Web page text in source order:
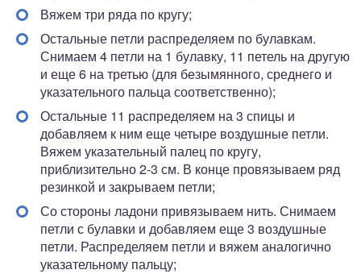
Вяжем три ряда по кругу;
Остальные петли распределяем по булавкам.
Снимаем 4 петли на 1 булавку, 11 петель на другую
и еще 6 на третью (для безымянного, среднего и
указательного пальца соответственно);
Остальные 11 распределяем на 3 спицы и
добавляем к ним еще четыре воздушные петли.
Вяжем указательный палец по кругу,
приблизительно 2-3 см. В конце провязываем ряд
резинкой и закрываем петли;
Со стороны ладони привязываем нить. Снимаем
петли с булавки и добавляем еще 3 воздушные
петли. Распределяем петли и вяжем аналогично
указательному пальцу;